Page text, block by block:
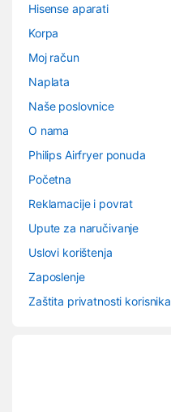
Hisense aparati
Korpa
Moj račun
Naplata
Naše poslovnice
O nama
Philips Airfryer ponuda
Početna
Reklamacije i povrat
Upute za naručivanje
Uslovi korištenja
Zaposlenje
Zaštita privatnosti korisnika